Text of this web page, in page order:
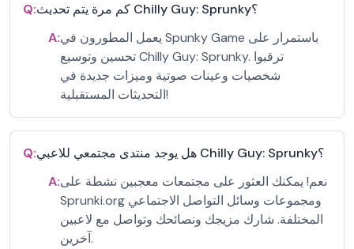
Q:
كم مرة يتم تحديث Chilly Guy: Sprunky؟
A:يعمل المطورون في Spunky Game باستمرار على
تحسين وتوسيع Chilly Guy: Sprunky. ترقبوا
شخصيات وعينات صوتية وميزات جديدة في
التحديثات المستقبلية!
Q:
هل يوجد منتدى مجتمعي للاعبي Chilly Guy: Sprunky؟
A:نعم! يمكنك العثور على مجتمعات معجبين نشطة على
Sprunki.org ومجموعات وسائل التواصل الاجتماعي
المختلفة. شارك مزيجك ونصائحك وتواصل مع لاعبين
آخرين.